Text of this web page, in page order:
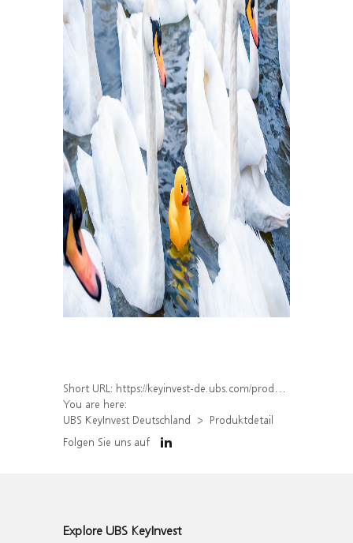
Short URL: https://keyinvest-de.ubs.com/produkt/detail/index/isin/DE000WA56DV1
You are here:
UBS KeyInvest Deutschland
Produktdetail
Folgen Sie uns auf
Explore UBS KeyInvest